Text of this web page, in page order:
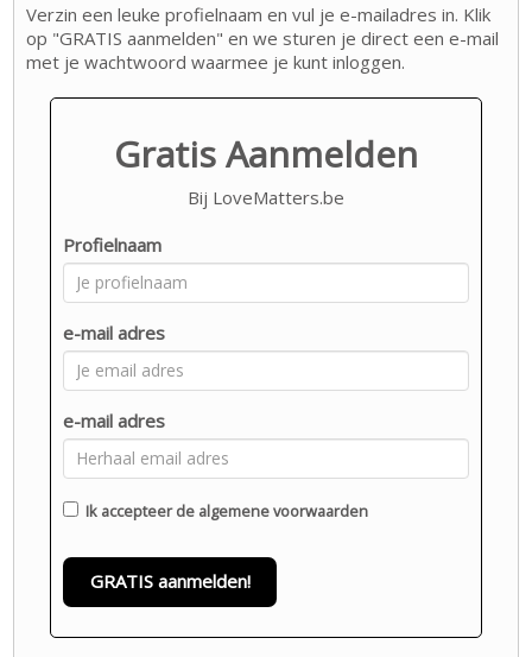
Verzin een leuke profielnaam en vul je e-mailadres in. Klik
op "GRATIS aanmelden" en we sturen je direct een e-mail
met je wachtwoord waarmee je kunt inloggen.
Gratis Aanmelden
Bij LoveMatters.be
Profielnaam
e-mail adres
e-mail adres
Ik accepteer de algemene voorwaarden
GRATIS aanmelden!